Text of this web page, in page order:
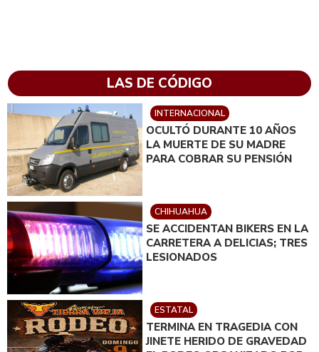
LAS DE CÓDIGO
INTERNACIONAL
OCULTÓ DURANTE 10 AÑOS
LA MUERTE DE SU MADRE
PARA COBRAR SU PENSIÓN
CHIHUAHUA
SE ACCIDENTAN BIKERS EN LA
CARRETERA A DELICIAS; TRES
LESIONADOS
ESTATAL
TERMINA EN TRAGEDIA CON
JINETE HERIDO DE GRAVEDAD